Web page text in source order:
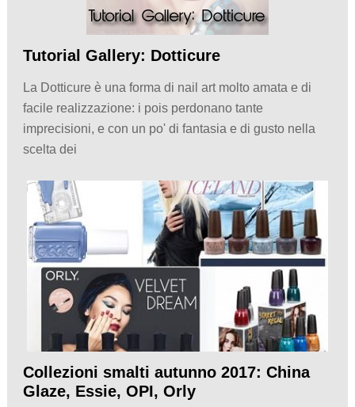
Tutorial Gallery: Dotticure
La Dotticure è una forma di nail art molto amata e di
facile realizzazione: i pois perdonano tante
imprecisioni, e con un po' di fantasia e di gusto nella
scelta dei
Collezioni smalti autunno 2017: China
Glaze, Essie, OPI, Orly